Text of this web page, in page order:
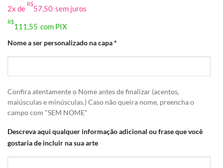
2x de
R$
57,50 sem juros
R$
111,55 com PIX
Nome a ser personalizado na capa*
Confira atentamente o Nome antes de finalizar (acentos,
maiúsculas e minúsculas.) Caso não queira nome, preencha o
campo com "SEM NOME"
Descreva aqui qualquer informação adicional ou frase que você
gostaria de incluir na sua arte